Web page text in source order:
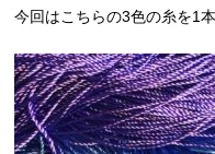
今回はこちらの3色の糸を1